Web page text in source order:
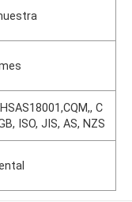
C
ISO, JIS, AS, NZS